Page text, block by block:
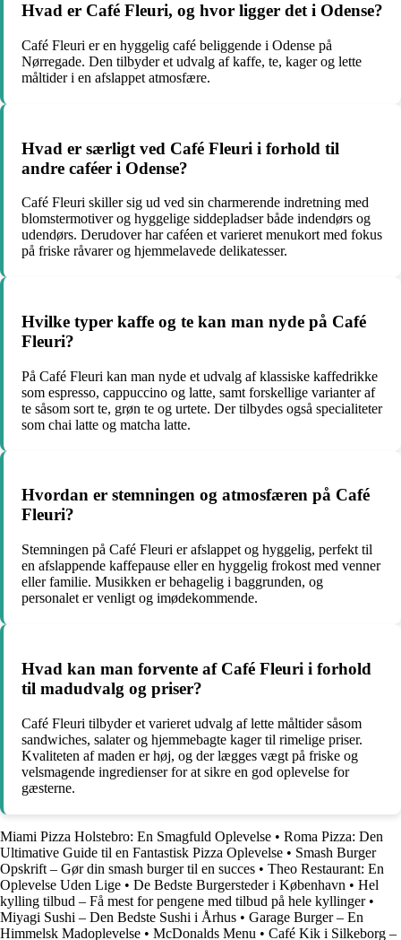
Hvad er Café Fleuri, og hvor ligger det i Odense?
Café Fleuri er en hyggelig café beliggende i Odense på
Nørregade. Den tilbyder et udvalg af kaffe, te, kager og lette
måltider i en afslappet atmosfære.
Hvad er særligt ved Café Fleuri i forhold til
andre caféer i Odense?
Café Fleuri skiller sig ud ved sin charmerende indretning med
blomstermotiver og hyggelige siddepladser både indendørs og
udendørs. Derudover har caféen et varieret menukort med fokus
på friske råvarer og hjemmelavede delikatesser.
Hvilke typer kaffe og te kan man nyde på Café
Fleuri?
På Café Fleuri kan man nyde et udvalg af klassiske kaffedrikke
som espresso, cappuccino og latte, samt forskellige varianter af
te såsom sort te, grøn te og urtete. Der tilbydes også specialiteter
som chai latte og matcha latte.
Hvordan er stemningen og atmosfæren på Café
Fleuri?
Stemningen på Café Fleuri er afslappet og hyggelig, perfekt til
en afslappende kaffepause eller en hyggelig frokost med venner
eller familie. Musikken er behagelig i baggrunden, og
personalet er venligt og imødekommende.
Hvad kan man forvente af Café Fleuri i forhold
til madudvalg og priser?
Café Fleuri tilbyder et varieret udvalg af lette måltider såsom
sandwiches, salater og hjemmebagte kager til rimelige priser.
Kvaliteten af maden er høj, og der lægges vægt på friske og
velsmagende ingredienser for at sikre en god oplevelse for
gæsterne.
Miami Pizza Holstebro: En Smagfuld Oplevelse • Roma Pizza: Den
Ultimative Guide til en Fantastisk Pizza Oplevelse • Smash Burger
Opskrift – Gør din smash burger til en succes • Theo Restaurant: En
Oplevelse Uden Lige • De Bedste Burgersteder i København • Hel
kylling tilbud – Få mest for pengene med tilbud på hele kyllinger•
Miyagi Sushi – Den Bedste Sushi i Århus • Garage Burger – En
Himmelsk Madoplevelse • McDonalds Menu • Café Kik i Silkeborg –